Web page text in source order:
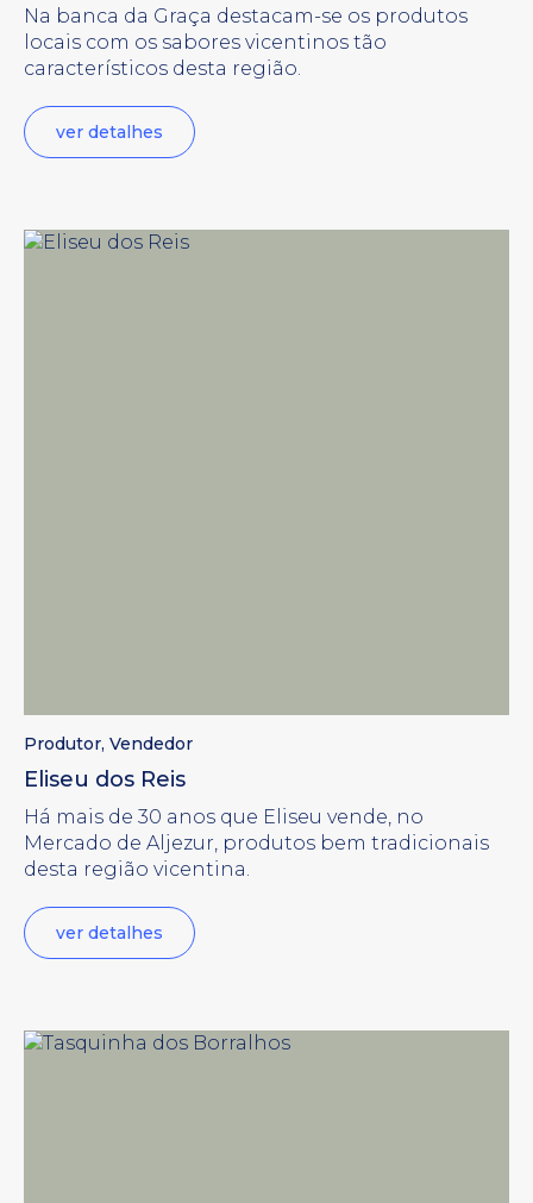
Na banca da Graça destacam-se os produtos
locais com os sabores vicentinos tão
característicos desta região.
ver detalhes
Produtor, Vendedor
Eliseu dos Reis
Há mais de 30 anos que Eliseu vende, no
Mercado de Aljezur, produtos bem tradicionais
desta região vicentina.
ver detalhes